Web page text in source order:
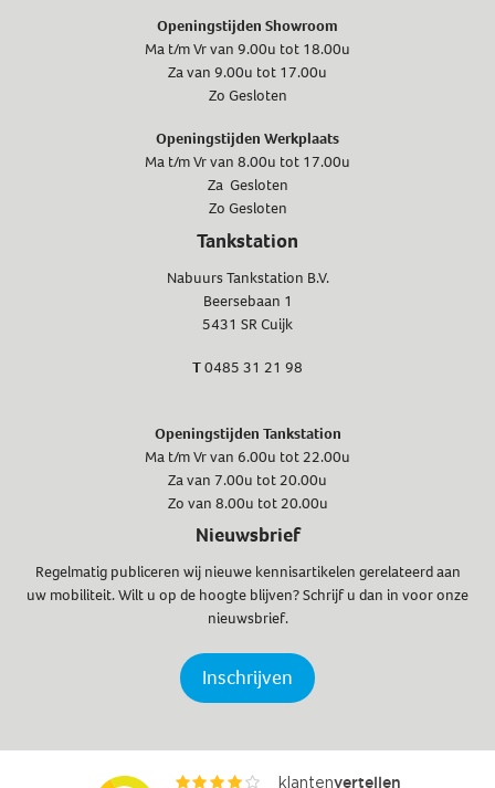
Openingstijden Showroom
Ma t/m Vr van 9.00u tot 18.00u
Za van 9.00u tot 17.00u
Zo Gesloten
Openingstijden Werkplaats
Ma t/m Vr van 8.00u tot 17.00u
Za Gesloten
Zo Gesloten
Tankstation
Nabuurs Tankstation B.V.
Beersebaan 1
5431 SR Cuijk
T0485 31 21 98
Openingstijden Tankstation
Ma t/m Vr van 6.00u tot 22.00u
Za van 7.00u tot 20.00u
Zo van 8.00u tot 20.00u
Nieuwsbrief
Regelmatig publiceren wij nieuwe kennisartikelen gerelateerd aan
uw mobiliteit. Wilt u op de hoogte blijven? Schrijf u dan in voor onze
nieuwsbrief.
Inschrijven